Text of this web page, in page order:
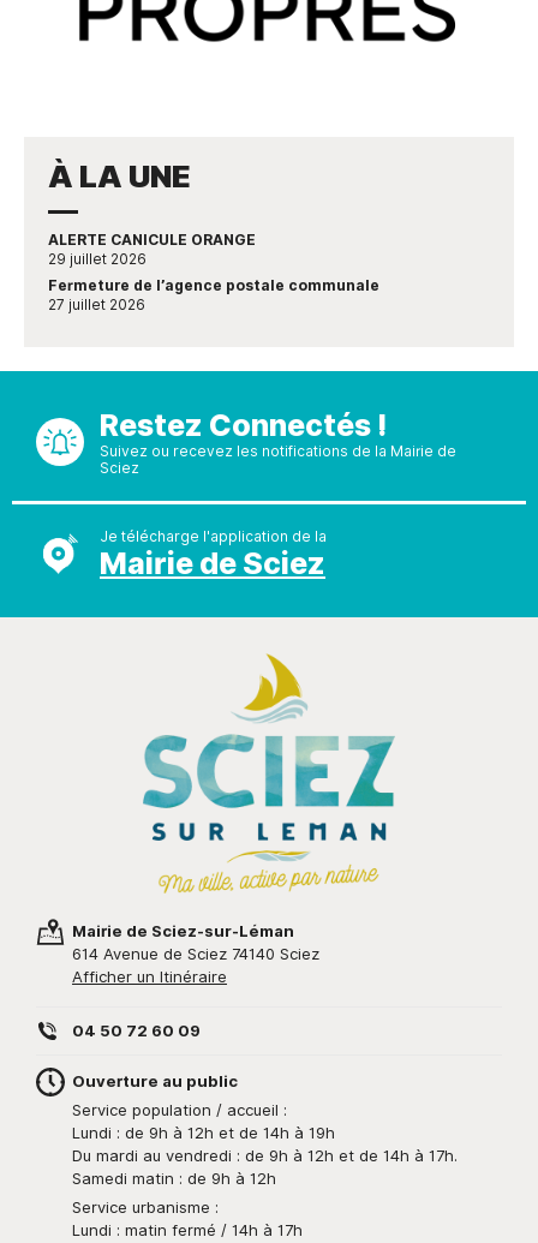
À LA UNE
ALERTE CANICULE ORANGE
29 juillet 2026
Fermeture de l’agence postale communale
27 juillet 2026
Restez Connectés !
Suivez ou recevez les notifications de la Mairie de
Sciez
Je télécharge l'application de la
Mairie de Sciez
Mairie de Sciez-sur-Léman
614 Avenue de Sciez 74140 Sciez
Afficher un Itinéraire
04 50 72 60 09
Ouverture au public
Service population / accueil :
Lundi : de 9h à 12h et de 14h à 19h
Du mardi au vendredi : de 9h à 12h et de 14h à 17h.
Samedi matin : de 9h à 12h
Service urbanisme :
Lundi : matin fermé / 14h à 17h